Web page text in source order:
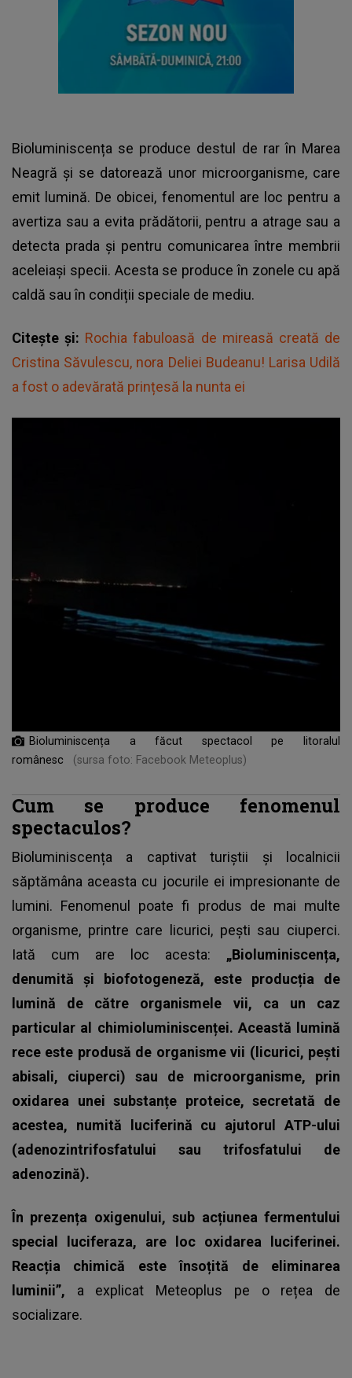
Bioluminiscența se produce destul de rar în Marea
Neagră și se datorează unor microorganisme, care
emit lumină. De obicei, fenomentul are loc pentru a
avertiza sau a evita prădătorii, pentru a atrage sau a
detecta prada și pentru comunicarea între membrii
aceleiași specii. Acesta se produce în zonele cu apă
caldă sau în condiții speciale de mediu.
Citește și: Rochia fabuloasă de mireasă creată de
Cristina Săvulescu, nora Deliei Budeanu! Larisa Udilă
a fost o adevărată prințesă la nunta ei
Bioluminiscența a făcut spectacol pe litoralul
românesc
(sursa foto: Facebook Meteoplus)
Cum se produce fenomenul
spectaculos?
Bioluminiscența a captivat turiștii și localnicii
săptămâna aceasta cu jocurile ei impresionante de
lumini. Fenomenul
poate fi produs de mai multe
organisme, printre care licurici, pești sau ciuperci.
Iată cum are loc acesta: „Bioluminiscența,
denumită și biofotogeneză, este producția de
lumină de către organismele vii, ca un caz
particular al chimioluminiscenței. Această lumină
rece este produsă de organisme vii (licurici, pești
abisali, ciuperci) sau de microorganisme, prin
oxidarea unei substanțe proteice, secretată de
acestea, numită luciferină cu ajutorul ATP-ului
(adenozintrifosfatului sau trifosfatului de
adenozină).
În prezența oxigenului, sub acțiunea fermentului
special luciferaza, are loc oxidarea luciferinei.
Reacția chimică este însoțită de eliminarea
luminii”, a explicat Meteoplus pe o rețea de
socializare.